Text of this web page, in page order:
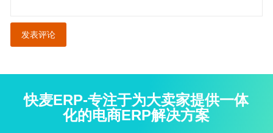
快麦ERP-专注于为大卖家提供一体
化的电商ERP解决方案